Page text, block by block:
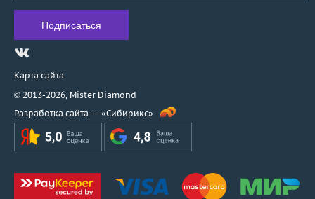
Карта сайта
© 2013-2026, Mister Diamond
Разработка сайта — «Сибирикс»